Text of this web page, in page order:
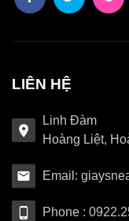
LIÊN HỆ
Linh Đàm
Hoàng Liệt,
Email:
Phone :